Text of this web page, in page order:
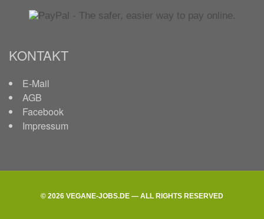
KONTAKT
E-Mail
AGB
Facebook
Impressum
© 2026 VEGANE-JOBS.DE — ALL RIGHTS RESERVED